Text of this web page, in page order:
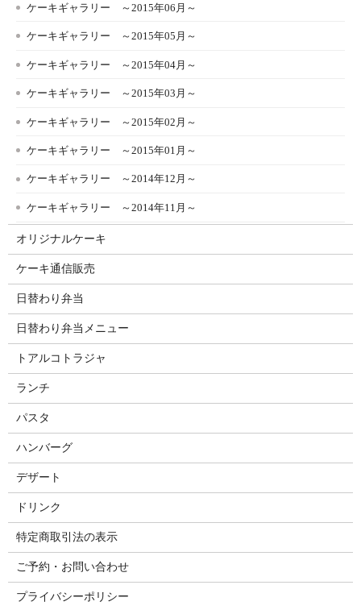
ケーキギャラリー ～2015年06月～
ケーキギャラリー ～2015年05月～
ケーキギャラリー ～2015年04月～
ケーキギャラリー ～2015年03月～
ケーキギャラリー ～2015年02月～
ケーキギャラリー ～2015年01月～
ケーキギャラリー ～2014年12月～
ケーキギャラリー ～2014年11月～
オリジナルケーキ
ケーキ通信販売
日替わり弁当
日替わり弁当メニュー
トアルコトラジャ
ランチ
パスタ
ハンバーグ
デザート
ドリンク
特定商取引法の表示
ご予約・お問い合わせ
プライバシーポリシー